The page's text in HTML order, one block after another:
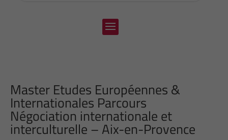
Master Etudes Européennes &
Internationales Parcours
Négociation internationale et
interculturelle – Aix-en-Provence